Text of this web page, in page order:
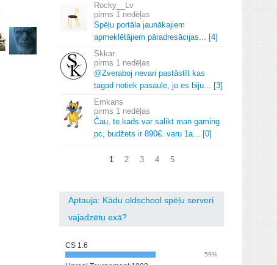
Rocky__Lv
1 nedēļas
Spēļu portāla jaunākajiem
apmeklētājiem pāradresācijas... [4]
Skkar.
1 nedēļas
@Zveraboj nevari pastāstīt kas
tagad notiek pasaule, jo es biju... [3]
Emkans
1 nedēļas
Čau, te kads var salikt man gaming
pc, budžets ir 890€. varu 1a... [0]
1 2 3 4 5
Aptauja: Kādu oldschool spēļu serveri
vajadzētu exā?
CS 1.6
59%